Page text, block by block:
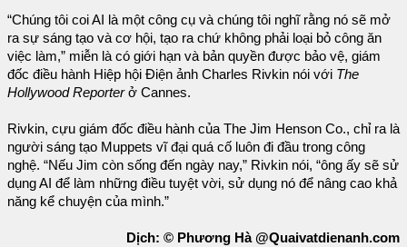
“Chúng tôi coi AI là một công cụ và chúng tôi nghĩ rằng nó sẽ mở
ra sự sáng tạo và cơ hội, tạo ra chứ không phải loại bỏ công ăn
việc làm,” miễn là có giới hạn và bản quyền được bảo vệ, giám
đốc điều hành Hiệp hội Điện ảnh Charles Rivkin nói với The
Hollywood Reporterở Cannes.
Rivkin, cựu giám đốc điều hành của The Jim Henson Co., chỉ ra là
người sáng tạo Muppets vĩ đại quá cố luôn đi đầu trong công
nghệ. “Nếu Jim còn sống đến ngày nay,” Rivkin nói, “ông ấy sẽ sử
dụng AI để làm những điều tuyệt vời, sử dụng nó để nâng cao khả
năng kể chuyện của mình.”
Dịch: © Phương Hà @Quaivatdienanh.com